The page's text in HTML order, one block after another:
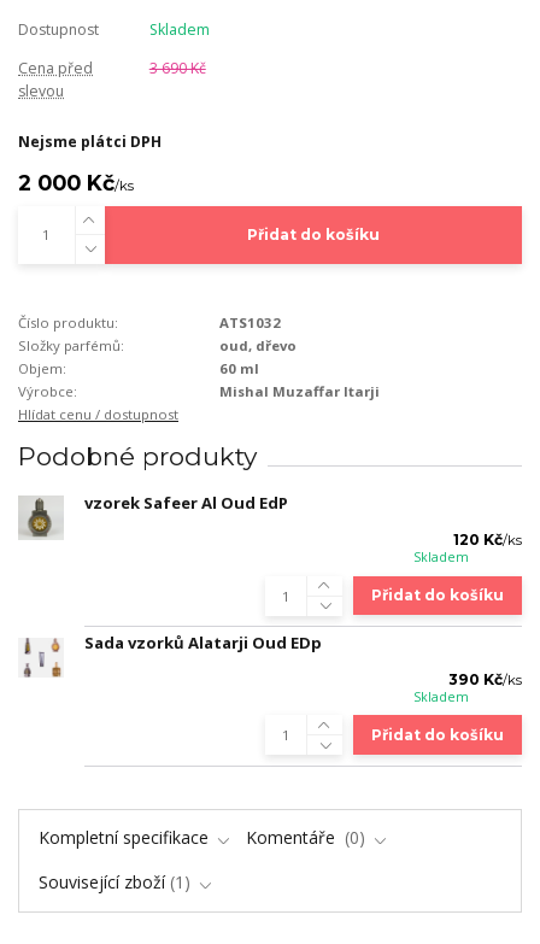
Dostupnost
Skladem
Cena před
slevou
3 690 Kč
Nejsme plátci DPH
2 000 Kč/ks
Přidat do košíku
Číslo produktu:
ATS1032
Složky parfémů:
oud, dřevo
Objem:
60 ml
Výrobce:
Mishal Muzaffar Itarji
Hlídat cenu / dostupnost
Podobné produkty
vzorek Safeer Al Oud EdP
120 Kč/ks
Skladem
Přidat do košíku
Sada vzorků Alatarji Oud EDp
390 Kč/ks
Skladem
Přidat do košíku
Kompletní specifikace Komentáře
0
Související zboží 1